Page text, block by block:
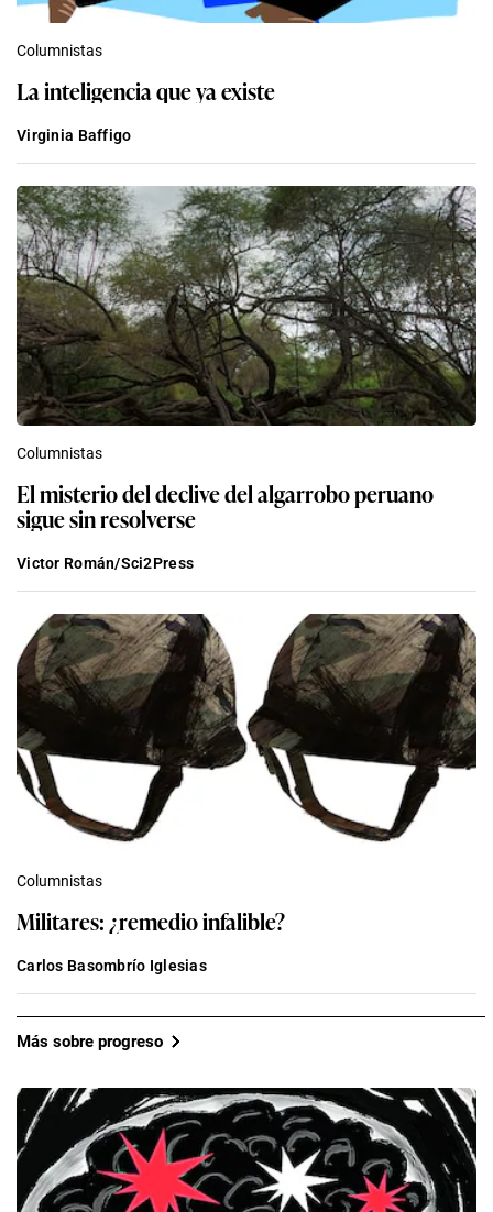
Columnistas
La inteligencia que ya existe
Virginia Baffigo
Columnistas
El misterio del declive del algarrobo peruano
sigue sin resolverse
Victor Román/Sci2Press
Columnistas
Militares: ¿remedio infalible?
Carlos Basombrío Iglesias
Más sobre progreso